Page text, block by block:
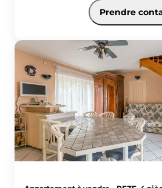
Grande pièce de vie avec cuisine ouverte
donnant sur un balcon exposé plein sud.
Stationnement extérieur sécurisé inclus.
Proche commerces, transports et
Garantie revente 7 ans offerte
Prendre